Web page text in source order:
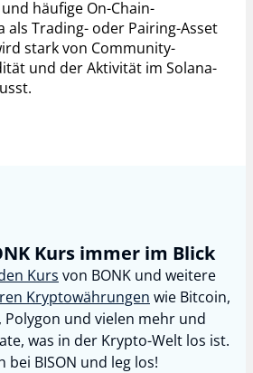
häufige On-Chain-
als Trading- oder Pairing-Asset
stark von Community-
und der Aktivität im Solana-
Kurs von BONK und weitere
Kryptowährungen wie Bitcoin,
Polygon und vielen mehr und
was in der Krypto-Welt los ist.
bei BISON und leg los!
Kurs immer im Blick